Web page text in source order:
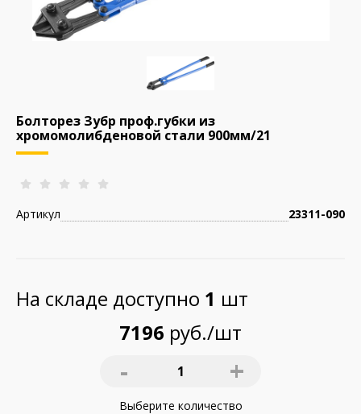
Болторез Зубр проф.губки из
хромомолибденовой стали 900мм/21
Артикул 23311-090
На складе доступно 1 шт
7196 руб./шт
- 1 +
Выберите количество